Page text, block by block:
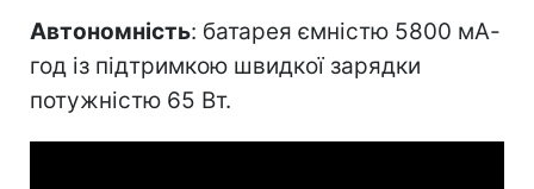
Автономність: батарея ємністю 5800 мА-
год із підтримкою швидкої зарядки
потужністю 65 Вт.